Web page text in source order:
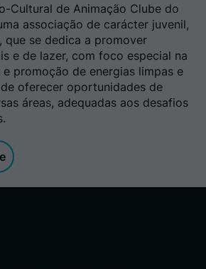
Cultural de Animação Clube do
associação de carácter juvenil,
que se dedica a promover
e de lazer, com foco especial na
promoção de energias limpas e
oferecer oportunidades de
áreas, adequadas aos desafios